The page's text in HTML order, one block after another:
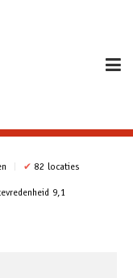
✔ 82 locaties
9,1